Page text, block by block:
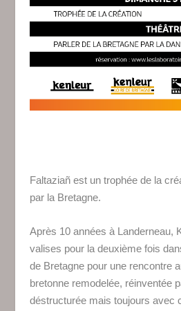
Faltaziañ est un trophée de la
par la Bretagne.
Après 10 années à Landerneau,
valises pour la deuxième fois
de Bretagne pour une rencontre
bretonne remodelée, réinventée
déstructurée mais toujours avec